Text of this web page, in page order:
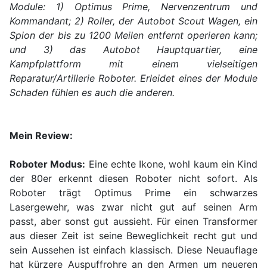
Module: 1) Optimus Prime, Nervenzentrum und
Kommandant; 2) Roller, der Autobot Scout Wagen, ein
Spion der bis zu 1200 Meilen entfernt operieren kann;
und 3) das Autobot Hauptquartier, eine
Kampfplattform mit einem vielseitigen
Reparatur/Artillerie Roboter. Erleidet eines der Module
Schaden fühlen es auch die anderen.
Mein Review:
Roboter Modus: Eine echte Ikone, wohl kaum ein Kind
der 80er erkennt diesen Roboter nicht sofort. Als
Roboter trägt Optimus Prime ein schwarzes
Lasergewehr, was zwar nicht gut auf seinen Arm
passt, aber sonst gut aussieht. Für einen Transformer
aus dieser Zeit ist seine Beweglichkeit recht gut und
sein Aussehen ist einfach klassisch. Diese Neuauflage
hat kürzere Auspuffrohre an den Armen um neueren